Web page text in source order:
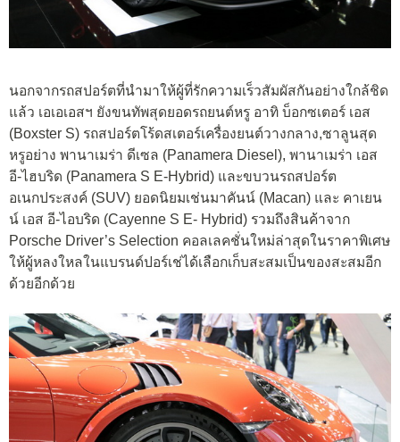
นอกจากรถสปอร์ตที่นำมาให้ผู้ที่รักความเร็วสัมผัสกันอย่างใกล้ชิด
แล้ว เอเอเอสฯ ยังขนทัพสุดยอดรถยนต์หรู อาทิ บ็อกซเตอร์ เอส
(Boxster S) รถสปอร์ตโร้ดสเตอร์เครื่องยนต์วางกลาง,ซาลูนสุด
หรูอย่าง พานาเมร่า ดีเซล (Panamera Diesel), พานาเมร่า เอส
อี-ไฮบริด (Panamera S E-Hybrid) และขบวนรถสปอร์ต
อเนกประสงค์ (SUV) ยอดนิยมเช่นมาคันน์ (Macan) และ คาเยน
น์ เอส อี-ไอบริด (Cayenne S E- Hybrid) รวมถึงสินค้าจาก
Porsche Driver’s Selection คอลเลคชั่นใหม่ล่าสุดในราคาพิเศษ
ให้ผู้หลงใหลในแบรนด์ปอร์เช่ได้เลือกเก็บสะสมเป็นของสะสมอีก
ด้วยอีกด้วย